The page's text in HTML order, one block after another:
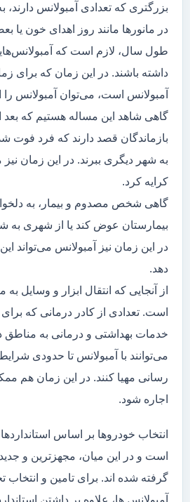
بزرگتری که تعدادی آمبولانس دارند،
در مانور‌ها مانند روز اهدای خون
طول سال، لازم است که
داشته باشند. در این زمان که برای
آمبولانس است، می‌توان آمبولانس را
گاهی شاهد این مساله هستیم که
بازماندگان قصد دارند که فرد فوت
به شهر دیگری ببرند. در این زمان نیز
کرایه کرد.
گاهی شخص مصدوم و بیمار، به
بیمارستان عوض کند یا از شهری به
در این زمان نیز آمبولانس می‌تواند
دهد.
از آنجایی که انتقال ابزار و
است. تعدادی از کادر درمانی که
خدمات بهداشتی و درمانی به مناطق
می‌توانند با آمبولانس تا حدودی
رسانی مهیا کنند. در این زمان هم
اجاره شود.
انتخاب خودروها بر اساس
است و در این میان، مجهزترین و
گرفته شده اند. برای تامین و انتخاب
آمبولانس ها، علاوه بر داشتن